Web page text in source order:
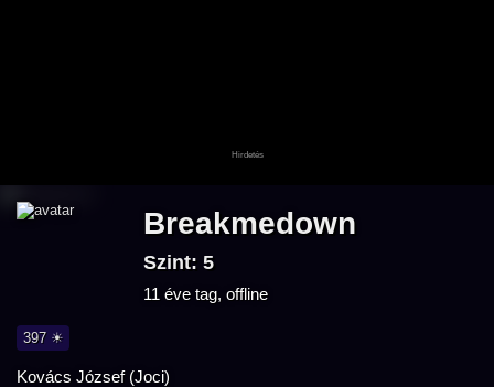
Breakmedown
Szint: 5
11 éve tag, offline
397 ☀
Kovács József (Joci)